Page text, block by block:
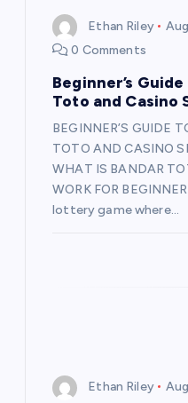
Ethan Riley
0 Comments
Beginner’s
Toto and Casino
BEGINNER’S GUIDE
TOTO AND CASINO
WHAT IS BANDAR
WORK FOR
lottery game where…
Ethan Riley